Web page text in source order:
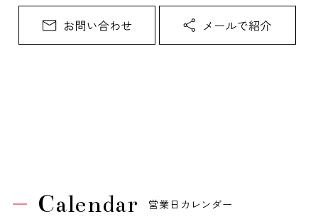
Calendar 営業日カレンダー